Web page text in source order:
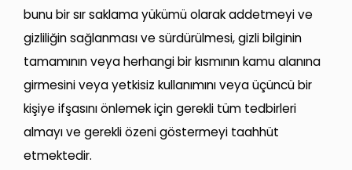
bunu bir sır saklama yükümü olarak addetmeyi ve
gizliliğin sağlanması ve sürdürülmesi, gizli bilginin
tamamının veya herhangi bir kısmının kamu alanına
girmesini veya yetkisiz kullanımını veya üçüncü bir
kişiye ifşasını önlemek için gerekli tüm tedbirleri
almayı ve gerekli özeni göstermeyi taahhüt
etmektedir.